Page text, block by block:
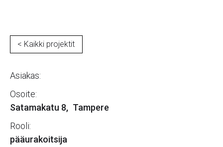
< Kaikki projektit
Asiakas:
Osoite:
Satamakatu 8, Tampere
Rooli:
pääurakoitsija